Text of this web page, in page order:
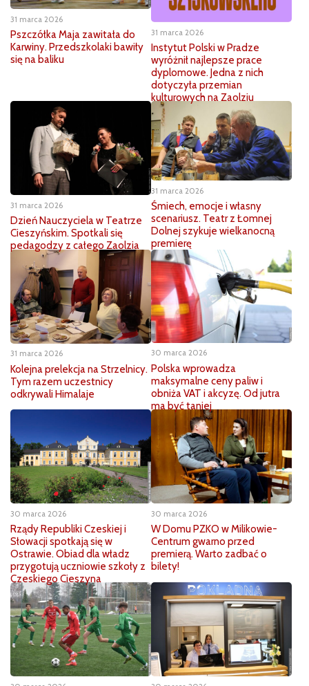
31 marca 2026
Pszczółka Maja zawitała do
Karwiny. Przedszkolaki bawiły
się na baliku
31 marca 2026
Instytut Polski w Pradze
wyróżnił najlepsze prace
dyplomowe. Jedna z nich
dotyczyła przemian
kulturowych na Zaolziu
31 marca 2026
Dzień Nauczyciela w Teatrze
Cieszyńskim. Spotkali się
pedagodzy z całego Zaolzia
31 marca 2026
Śmiech, emocje i własny
scenariusz. Teatr z Łomnej
Dolnej szykuje wielkanocną
premierę
31 marca 2026
Kolejna prelekcja na Strzelnicy.
Tym razem uczestnicy
odkrywali Himalaje
30 marca 2026
Polska wprowadza
maksymalne ceny paliw i
obniża VAT i akcyzę. Od jutra
ma być taniej
30 marca 2026
Rządy Republiki Czeskiej i
Słowacji spotkają się w
Ostrawie. Obiad dla władz
przygotują uczniowie szkoły z
Czeskiego Cieszyna
30 marca 2026
W Domu PZKO w Milikowie-
Centrum gwarno przed
premierą. Warto zadbać o
bilety!